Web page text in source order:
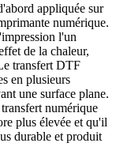
appliquée sur
numérique.
l'un
de la chaleur,
transfert DTF
en plusieurs
une surface plane.
numérique
plus élevée et qu'il
durable et produit